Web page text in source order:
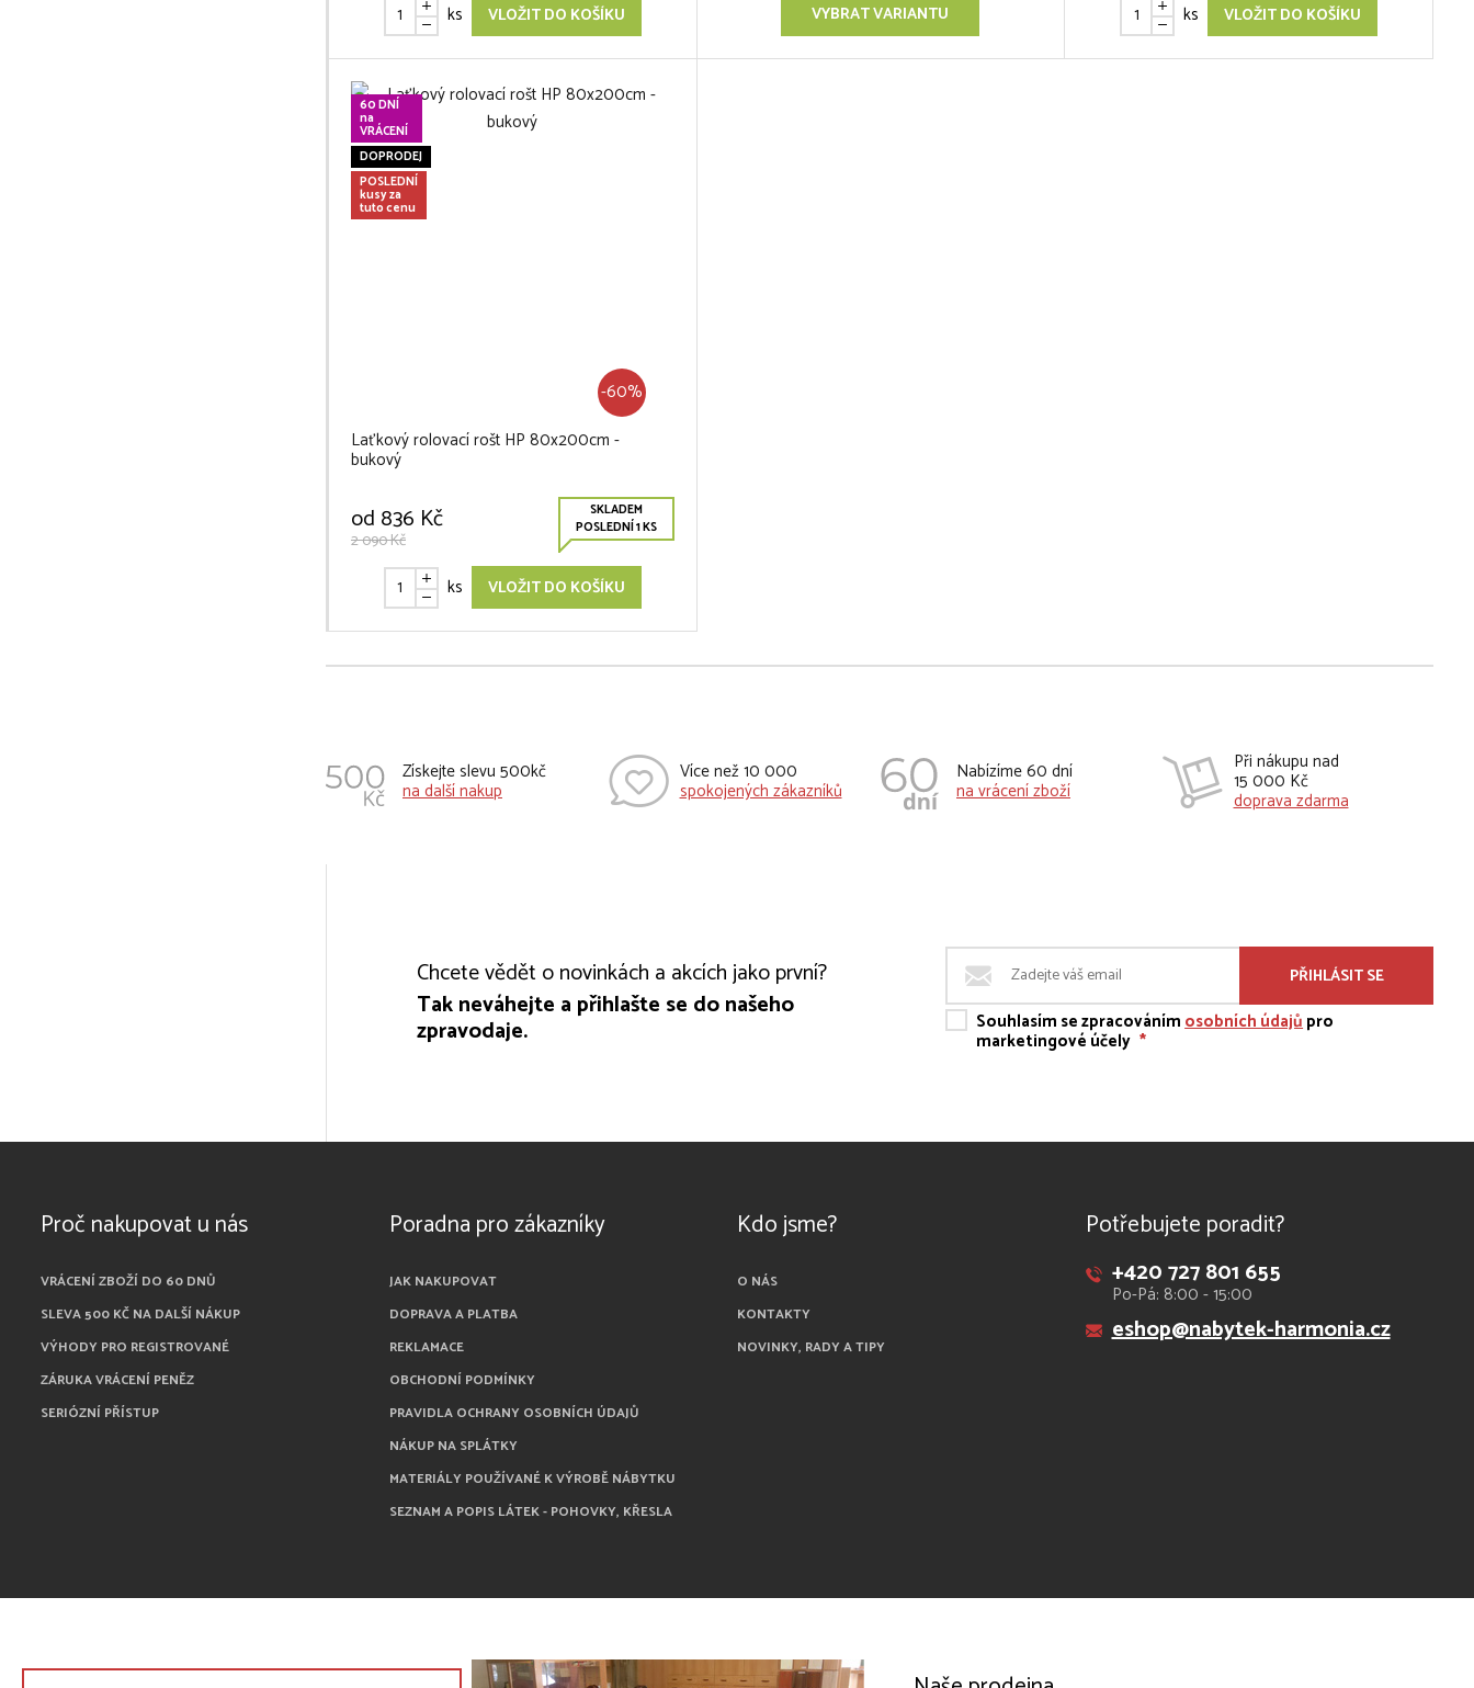
ks VLOŽIT DO KOŠÍKU VYBRAT VARIANTU ks VLOŽIT DO KOŠÍKU
60 DNÍ
na
VRÁCENÍ
DOPRODEJ
POSLEDNÍ
kusy za
tuto cenu
-60%
Laťkový rolovací rošt HP 80x200cm -
bukový
od 836 Kč
2 090 Kč
SKLADEM
POSLEDNÍ 1 KS
ks VLOŽIT DO KOŠÍKU
Získejte slevu 500kč
na další nakup
Více než 10 000
spokojených zákazníků
Nabízíme 60 dní
na vrácení zboží
Při nákupu nad
15 000 Kč
doprava zdarma
Chcete vědět o novinkách a akcích jako první?
Tak neváhejte a přihlašte se do našeho
zpravodaje.
PŘIHLÁSIT SE
Souhlasím se zpracovánímosobních údajůpro
marketingové účely *
Proč nakupovat u nás
VRÁCENÍ ZBOŽÍ DO 60 DNŮ
SLEVA 500 KČ NA DALŠÍ NÁKUP
VÝHODY PRO REGISTROVANÉ
ZÁRUKA VRÁCENÍ PENĚZ
SERIÓZNÍ PŘÍSTUP
Poradna pro zákazníky
JAK NAKUPOVAT
DOPRAVA A PLATBA
REKLAMACE
OBCHODNÍ PODMÍNKY
PRAVIDLA OCHRANY OSOBNÍCH ÚDAJŮ
NÁKUP NA SPLÁTKY
MATERIÁLY POUŽÍVANÉ K VÝROBĚ NÁBYTKU
SEZNAM A POPIS LÁTEK - POHOVKY, KŘESLA
Kdo jsme?
O NÁS
KONTAKTY
NOVINKY, RADY A TIPY
Potřebujete poradit?
+420 727 801 655
Po-Pá: 8:00 - 15:00
eshop@nabytek-harmonia.cz